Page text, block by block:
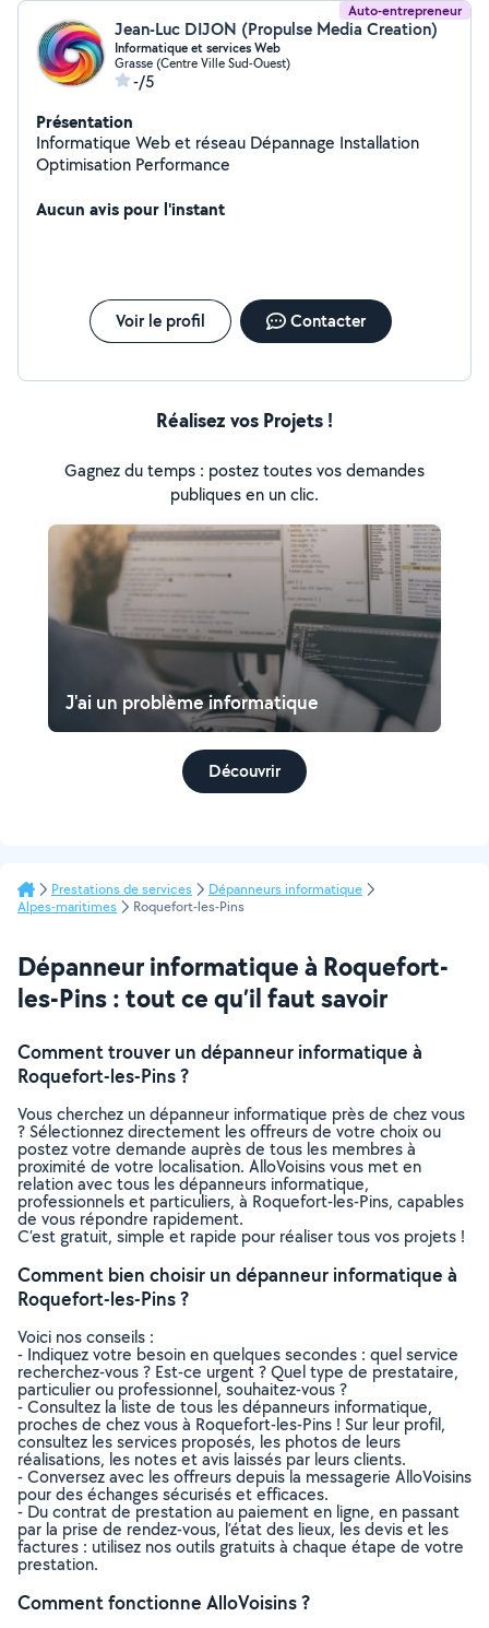
Auto-entrepreneur
Jean-Luc DIJON (Propulse Media Creation)
Informatique et services Web
Grasse (Centre Ville Sud-Ouest)
-/5
Présentation
Informatique Web et réseau Dépannage Installation
Optimisation Performance
Aucun avis pour l'instant
Voir le profil Contacter
Réalisez vos Projets !
Gagnez du temps : postez toutes vos demandes
publiques en un clic.
J'ai un problème informatique
Découvrir
Prestations de services
Dépanneurs informatique
Alpes-maritimes
Roquefort-les-Pins
Dépanneur informatique à Roquefort-
les-Pins : tout ce qu’il faut savoir
Comment trouver un dépanneur informatique à
Roquefort-les-Pins ?
Vous cherchez un dépanneur informatique près de chez vous
? Sélectionnez directement les offreurs de votre choix ou
postez votre demande auprès de tous les membres à
proximité de votre localisation. AlloVoisins vous met en
relation avec tous les dépanneurs informatique,
professionnels et particuliers, à Roquefort-les-Pins, capables
de vous répondre rapidement.
C’est gratuit, simple et rapide pour réaliser tous vos projets !
Comment bien choisir un dépanneur informatique à
Roquefort-les-Pins ?
Voici nos conseils :
- Indiquez votre besoin en quelques secondes : quel service
recherchez-vous ? Est-ce urgent ? Quel type de prestataire,
particulier ou professionnel, souhaitez-vous ?
- Consultez la liste de tous les dépanneurs informatique,
proches de chez vous à Roquefort-les-Pins ! Sur leur profil,
consultez les services proposés, les photos de leurs
réalisations, les notes et avis laissés par leurs clients.
- Conversez avec les offreurs depuis la messagerie AlloVoisins
pour des échanges sécurisés et efficaces.
- Du contrat de prestation au paiement en ligne, en passant
par la prise de rendez-vous, l’état des lieux, les devis et les
factures : utilisez nos outils gratuits à chaque étape de votre
prestation.
Comment fonctionne AlloVoisins ?